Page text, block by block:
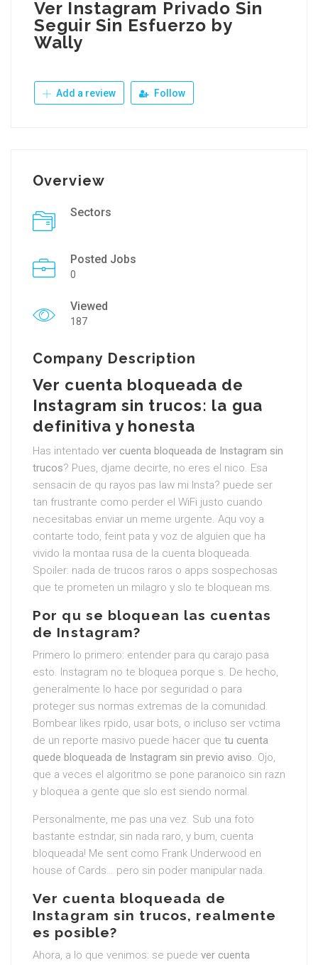
Ver Instagram Privado Sin
Seguir Sin Esfuerzo by
Wally
Add a review Follow
Overview
Sectors
Posted Jobs
0
Viewed
187
Company Description
Ver cuenta bloqueada de
Instagram sin trucos: la gua
definitiva y honesta
Has intentado ver cuenta bloqueada de Instagram sin
trucos? Pues, djame decirte, no eres el nico. Esa
sensacin de qu rayos pas law mi Insta? puede ser
tan frustrante como perder el WiFi justo cuando
necesitabas enviar un meme urgente. Aqu voy a
contarte todo, feint pata y voz de alguien que ha
vivido la montaa rusa de la cuenta bloqueada.
Spoiler: nada de trucos raros o apps sospechosas
que te prometen un milagro y slo te bloquean ms.
Por qu se bloquean las cuentas
de Instagram?
Primero lo primero: entender para qu carajo pasa
esto. Instagram no te bloquea porque s. De hecho,
generalmente lo hace por seguridad o para
proteger sus normas extremas de la comunidad.
Bombear likes rpido, usar bots, o incluso ser vctima
de un reporte masivo puede hacer que tu cuenta
quede bloqueada de Instagram sin previo aviso. Ojo,
que a veces el algoritmo se pone paranoico sin razn
y bloquea a gente que slo est siendo normal.
Personalmente, me pas una vez. Sub una foto
bastante estndar, sin nada raro, y bum, cuenta
bloqueada! Me sent como Frank Underwood en
house of Cards… pero sin poder manipular nada.
Ver cuenta bloqueada de
Instagram sin trucos, realmente
es posible?
Ahora, a lo que venimos: se puede ver cuenta